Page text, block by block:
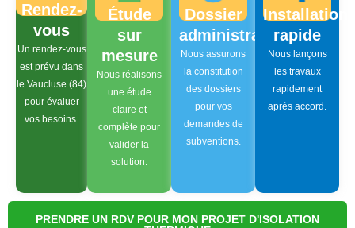
Rendez-
vous
Un rendez-vous
est prévu dans
le Vaucluse (84)
pour évaluer
vos besoins.
Étude
sur
mesure
Nous réalisons
une étude
claire et
complète pour
valider la
solution.
Dossier
administratif
Nous assurons
la constitution
des dossiers
pour vos
demandes de
subventions.
Installation
rapide
Nous lançons
les travaux
rapidement
après accord.
PRENDRE UN RDV POUR MON PROJET D'ISOLATION